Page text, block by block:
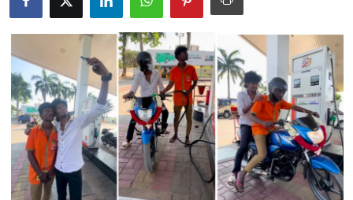
Spirituality
Weather
Politics